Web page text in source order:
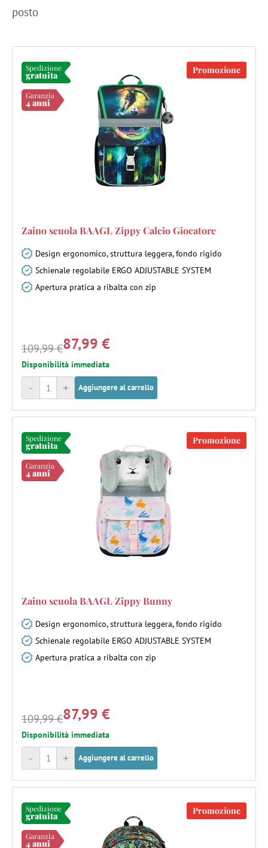
posto
Spedizione
gratuita
Garanzia
4 anni
Promozione
Zaino scuola BAAGL Zippy Calcio Giocatore
Design ergonomico, struttura leggera, fondo rigido
Schienale regolabile ERGO ADJUSTABLE SYSTEM
Apertura pratica a ribalta con zip
109,99 €87,99 €
Disponibilità immediata
+
- Aggiungere al carrello
Spedizione
gratuita
Garanzia
4 anni
Promozione
Zaino scuola BAAGL Zippy Bunny
Design ergonomico, struttura leggera, fondo rigido
Schienale regolabile ERGO ADJUSTABLE SYSTEM
Apertura pratica a ribalta con zip
109,99 €87,99 €
Disponibilità immediata
+
- Aggiungere al carrello
Spedizione
gratuita
Garanzia
4 anni
Promozione